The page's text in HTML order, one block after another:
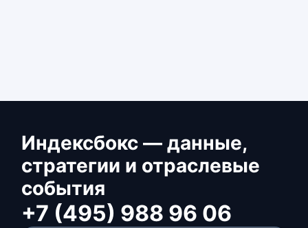
Индексбокс — данные,
стратегии и отраслевые
события
+7 (495) 988 96 06